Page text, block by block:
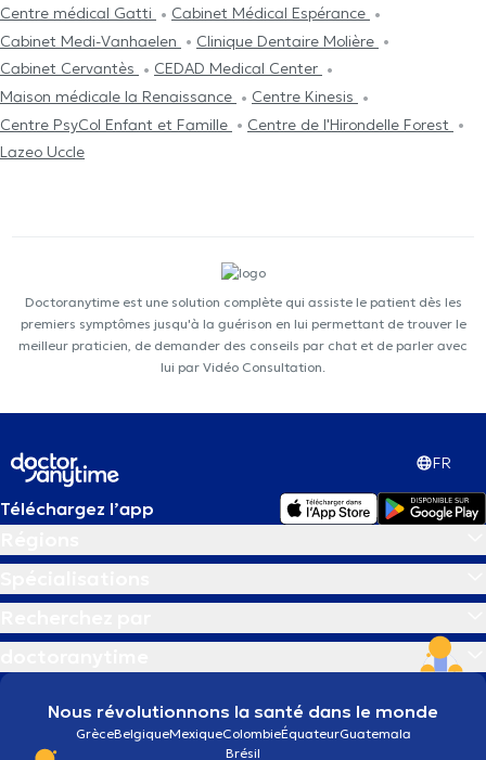
Centre médical Gatti
Cabinet Médical Espérance
Cabinet Medi-Vanhaelen
Clinique Dentaire Molière
Cabinet Cervantès
CEDAD Medical Center
Maison médicale la Renaissance
Centre Kinesis
Centre PsyCol Enfant et Famille
Centre de l'Hirondelle Forest
Lazeo Uccle
Doctoranytime est une solution complète qui assiste le patient dès les
premiers symptômes jusqu'à la guérison en lui permettant de trouver le
meilleur praticien, de demander des conseils par chat et de parler avec
lui par Vidéo Consultation.
FR
Téléchargez l’app
Nous révolutionnons la santé dans le monde
GrèceBelgiqueMexiqueColombieÉquateurGuatemala
Brésil